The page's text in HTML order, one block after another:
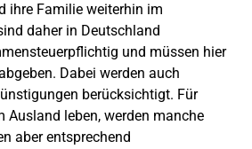
ihre Familie weiterhin im
daher in Deutschland
und müssen hier
Dabei werden auch
berücksichtigt. Für
Ausland leben, werden manche
aber entsprechend